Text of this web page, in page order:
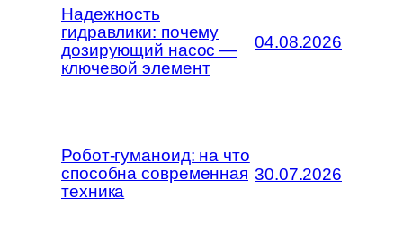
Надежность
гидравлики: почему
дозирующий насос —
ключевой элемент
04.08.2026
Робот-гуманоид: на что
способна современная
техника
30.07.2026